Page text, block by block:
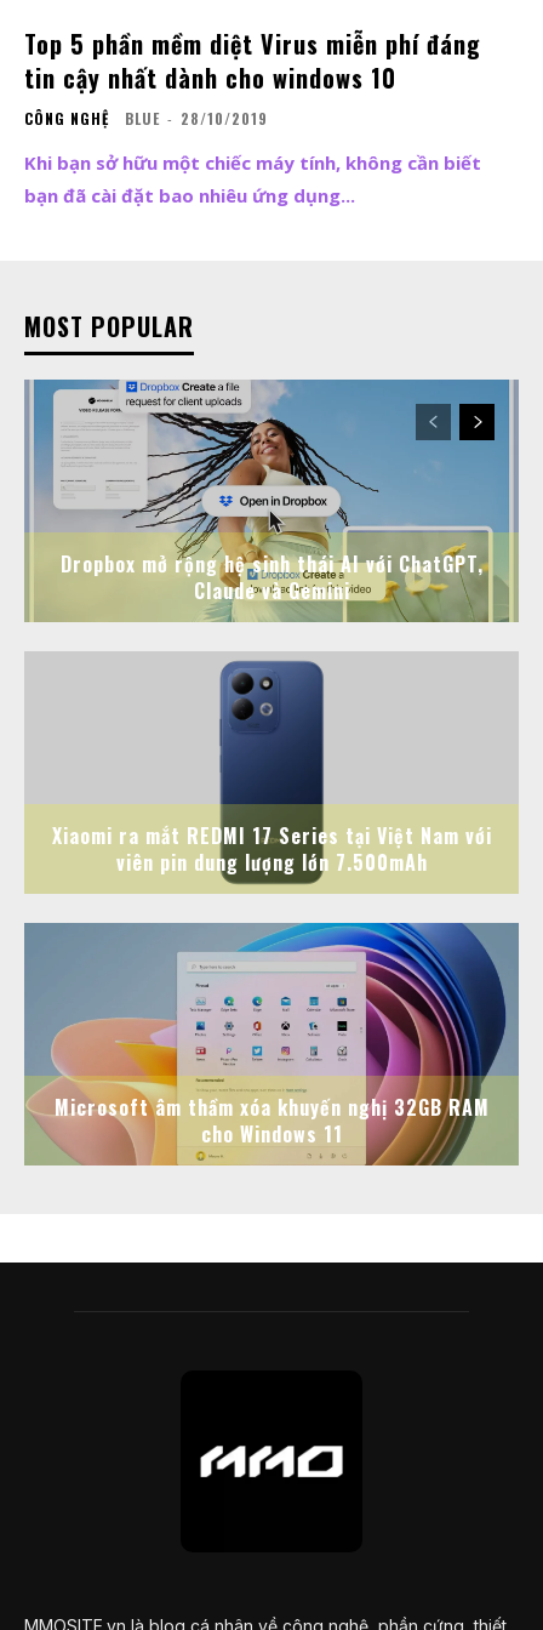
Top 5 phần mềm diệt Virus miễn phí đáng
tin cậy nhất dành cho windows 10
CÔNG NGHỆ BLUE - 28/10/2019
Khi bạn sở hữu một chiếc máy tính, không cần biết
bạn đã cài đặt bao nhiêu ứng dụng...
MOST POPULAR
Dropbox mở rộng hệ sinh thái AI với ChatGPT,
Claude và Gemini
Xiaomi ra mắt REDMI 17 Series tại Việt Nam với
viên pin dung lượng lớn 7.500mAh
Microsoft âm thầm xóa khuyến nghị 32GB RAM
cho Windows 11
MMOSITE.vn là blog cá nhân về công nghệ, phần cứng, thiết